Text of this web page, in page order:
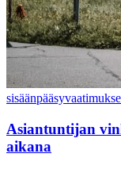
Asiantuntijan
aikana